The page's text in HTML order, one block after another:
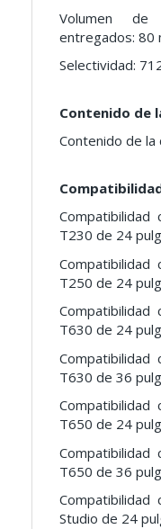
Volumen de
entregados: 80
Selectividad:
Contenido de
Contenido de la
Compatibilidad
T230 de 24
Compatibilidad
T250 de 24
Compatibilidad
T630 de 24
Compatibilidad
T630 de 36
Compatibilidad
T650 de 24
Compatibilidad
T650 de 36
Compatibilidad
Studio de 24